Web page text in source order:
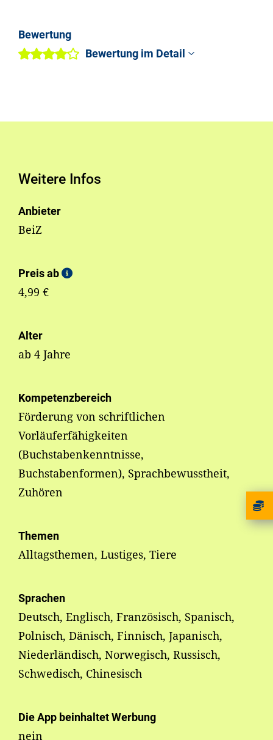
Bewertung
Bewertung im Detail
Weitere Infos
Anbieter
BeiZ
Preis ab
4,99 €
Alter
ab 4 Jahre
Kompetenzbereich
Förderung von schriftlichen
Vorläuferfähigkeiten
(Buchstabenkenntnisse,
Buchstabenformen), Sprachbewusstheit,
Zuhören
Themen
Alltagsthemen, Lustiges, Tiere
Sprachen
Deutsch, Englisch, Französisch, Spanisch,
Polnisch, Dänisch, Finnisch, Japanisch,
Niederländisch, Norwegisch, Russisch,
Schwedisch, Chinesisch
Die App beinhaltet Werbung
nein